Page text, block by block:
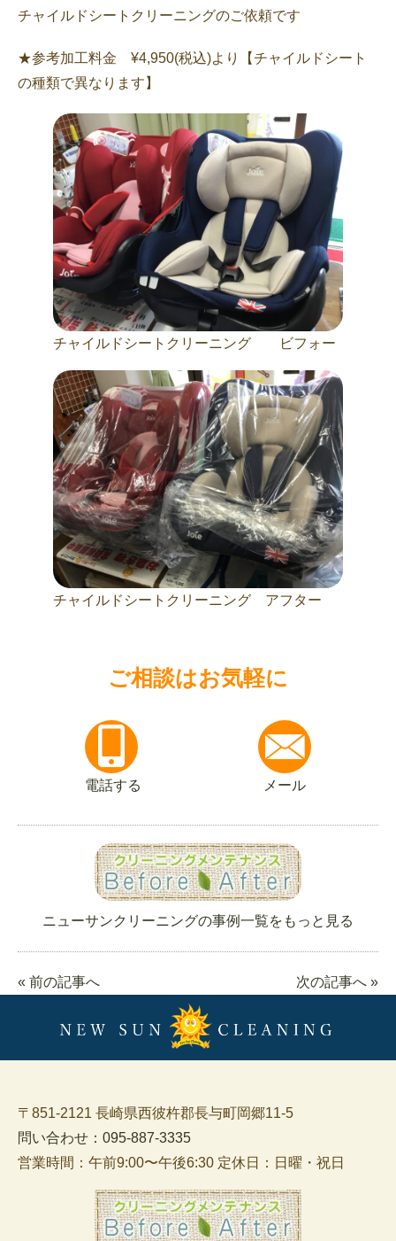
チャイルドシートクリーニングのご依頼です
★参考加工料金 ¥4,950(税込)より【チャイルドシート
の種類で異なります】
チャイルドシートクリーニング ビフォー
チャイルドシートクリーニング アフター
ご相談はお気軽に
電話する メール
ニューサンクリーニングの事例一覧をもっと見る
« 前の記事へ 次の記事へ »
〒851-2121 長崎県西彼杵郡長与町岡郷11-5
問い合わせ：095-887-3335
営業時間：午前9:00〜午後6:30 定休日：日曜・祝日